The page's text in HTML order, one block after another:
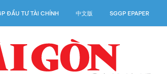
ĐẦU TƯ TÀI CHÍNH 中文版 SGGP EPAPER